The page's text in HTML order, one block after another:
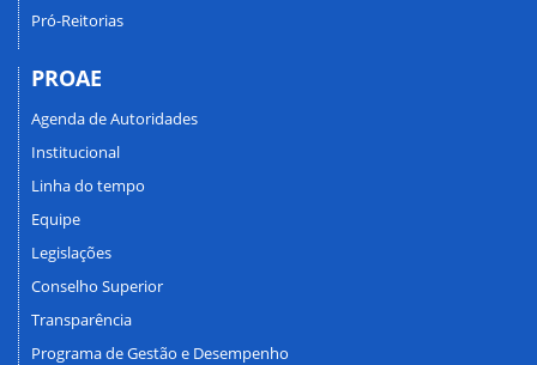
Pró-Reitorias
PROAE
Agenda de Autoridades
Institucional
Linha do tempo
Equipe
Legislações
Conselho Superior
Transparência
Programa de Gestão e Desempenho